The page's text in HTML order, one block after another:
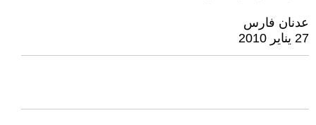
عدنان فارس
27 يناير 2010